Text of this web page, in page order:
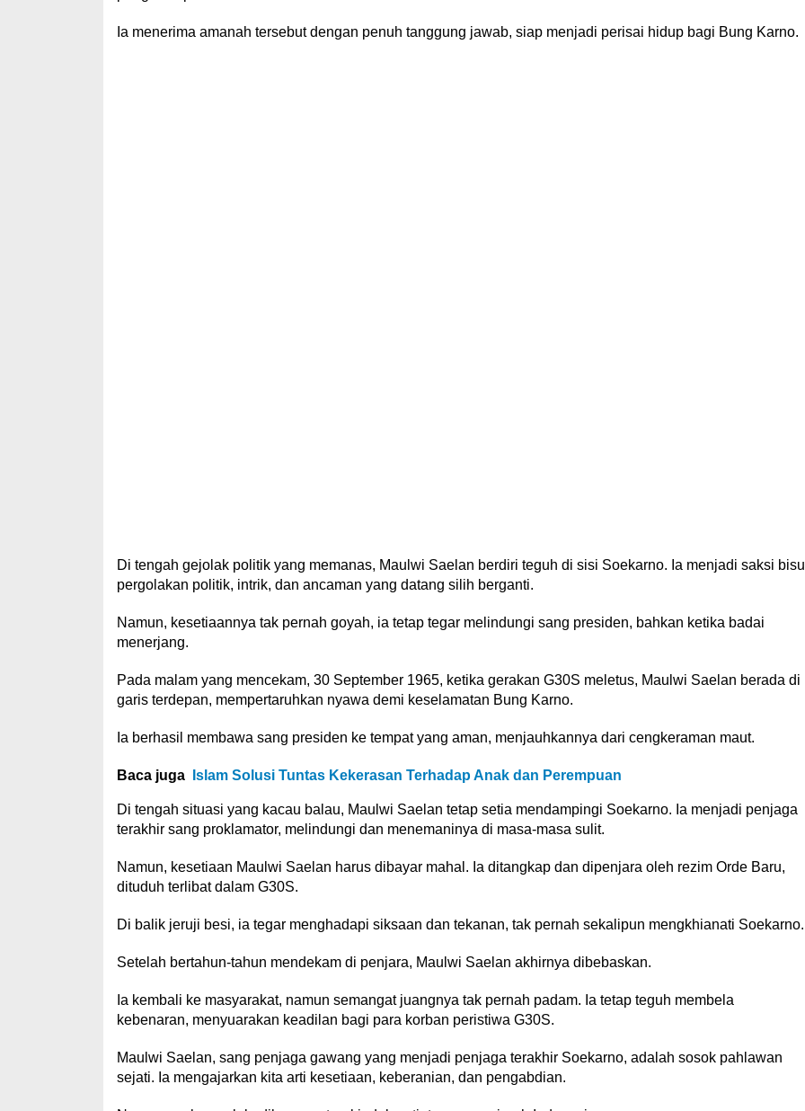
Ia menerima amanah tersebut dengan penuh tanggung jawab, siap menjadi perisai hidup bagi Bung Karno.
Di tengah gejolak politik yang memanas, Maulwi Saelan berdiri teguh di sisi Soekarno. Ia menjadi saksi bisu
pergolakan politik, intrik, dan ancaman yang datang silih berganti.
Namun, kesetiaannya tak pernah goyah, ia tetap tegar melindungi sang presiden, bahkan ketika badai
menerjang.
Pada malam yang mencekam, 30 September 1965, ketika gerakan G30S meletus, Maulwi Saelan berada di
garis terdepan, mempertaruhkan nyawa demi keselamatan Bung Karno.
Ia berhasil membawa sang presiden ke tempat yang aman, menjauhkannya dari cengkeraman maut.
Baca juga Islam Solusi Tuntas Kekerasan Terhadap Anak dan Perempuan
Di tengah situasi yang kacau balau, Maulwi Saelan tetap setia mendampingi Soekarno. Ia menjadi penjaga
terakhir sang proklamator, melindungi dan menemaninya di masa-masa sulit.
Namun, kesetiaan Maulwi Saelan harus dibayar mahal. Ia ditangkap dan dipenjara oleh rezim Orde Baru,
dituduh terlibat dalam G30S.
Di balik jeruji besi, ia tegar menghadapi siksaan dan tekanan, tak pernah sekalipun mengkhianati Soekarno.
Setelah bertahun-tahun mendekam di penjara, Maulwi Saelan akhirnya dibebaskan.
Ia kembali ke masyarakat, namun semangat juangnya tak pernah padam. Ia tetap teguh membela
kebenaran, menyuarakan keadilan bagi para korban peristiwa G30S.
Maulwi Saelan, sang penjaga gawang yang menjadi penjaga terakhir Soekarno, adalah sosok pahlawan
sejati. Ia mengajarkan kita arti kesetiaan, keberanian, dan pengabdian.